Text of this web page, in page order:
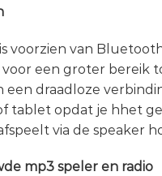
is voorzien van
voor een groter bereik
draadloze
tablet opdat je hhet
via de speaker
mp3 speler en radio